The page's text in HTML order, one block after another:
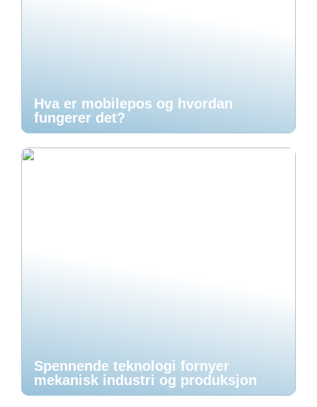
Hva er mobilepos og hvordan
fungerer det?
Spennende teknologi fornyer
mekanisk industri og produksjon